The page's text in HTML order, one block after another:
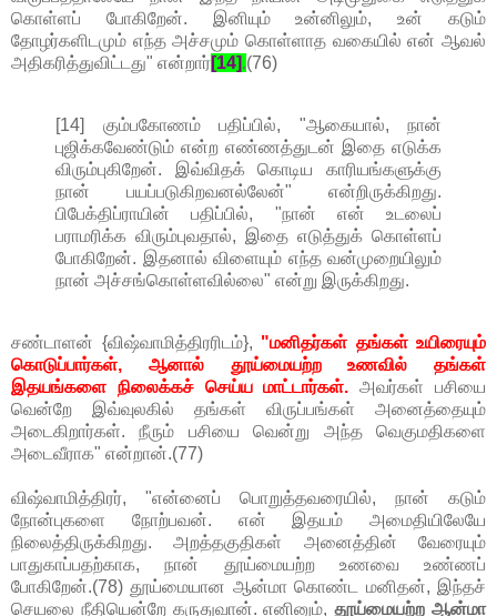
கொள்ளப் போகிறேன். இனியும் உன்னிலும், உன் கடும்
தோழர்களிடமும் எந்த அச்சமும் கொள்ளாத வகையில் என் ஆவல்
அதிகரித்துவிட்டது" என்றார்[14].(76)
[14] கும்பகோணம் பதிப்பில், "ஆகையால், நான்
புஜிக்கவேண்டும் என்ற எண்ணத்துடன் இதை எடுக்க
விரும்புகிறேன். இவ்விதக் கொடிய காரியங்களுக்கு
நான் பயப்படுகிறவனல்லேன்" என்றிருக்கிறது.
பிபேக்திப்ராயின் பதிப்பில், "நான் என் உடலைப்
பராமரிக்க விரும்புவதால், இதை எடுத்துக் கொள்ளப்
போகிறேன். இதனால் விளையும் எந்த வன்முறையிலும்
நான் அச்சங்கொள்ளவில்லை" என்று இருக்கிறது.
சண்டாளன் {விஷ்வாமித்திரரிடம்}, "மனிதர்கள் தங்கள் உயிரையும்
கொடுப்பார்கள், ஆனால் தூய்மையற்ற உணவில் தங்கள்
இதயங்களை நிலைக்கச் செய்ய மாட்டார்கள். அவர்கள் பசியை
வென்றே இவ்வுலகில் தங்கள் விருப்பங்கள் அனைத்தையும்
அடைகிறார்கள். நீரும் பசியை வென்று அந்த வெகுமதிகளை
அடைவீராக" என்றான்.(77)
விஷ்வாமித்திரர், "என்னைப் பொறுத்தவரையில், நான் கடும்
நோன்புகளை நோற்பவன். என் இதயம் அமைதியிலேயே
நிலைத்திருக்கிறது. அறத்தகுதிகள் அனைத்தின் வேரையும்
பாதுகாப்பதற்காக, நான் தூய்மையற்ற உணவை உண்ணப்
போகிறேன்.(78) தூய்மையான ஆன்மா கொண்ட மனிதன், இந்தச்
செயலை நீதியென்றே கருதுவான். எனினும்,தூய்மையற்ற ஆன்மா